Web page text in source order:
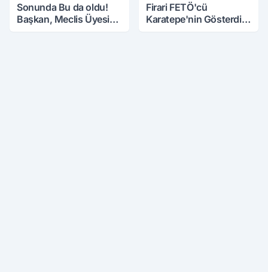
Sonunda Bu da oldu!
Başkan, Meclis Üyesini
Firari FETÖ'cü
Karatepe'nin Gösterdiği